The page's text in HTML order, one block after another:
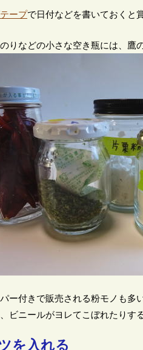
ープで日付などを書いておくと
りなどの小さな空き瓶には、鷹
ー付きで販売される粉モノも多
ビニールがヨレてこぼれたりす
を入れる